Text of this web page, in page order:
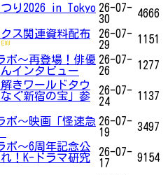
り2026 in Tokyo 26-07-
30
4666
ス関連資料配布
26-07-
29
1151
ボ～再登場！俳優
インタビュー
26-07-
26
1277
きワールドタウ
ぐ新宿の宝」参
26-07-
24
1137
ボ～映画「怪速急 26-07-
19
3497
ボ～6周年記念公
！K-ドラマ研究
26-07-
17
9154